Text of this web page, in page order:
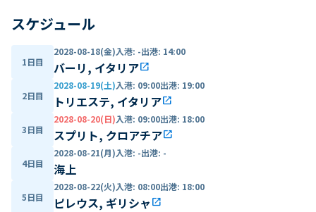
スケジュール
1日目
2028-08-18(金)入港: -出港: 14:00
バーリ, イタリアopen_in_new
2日目
2028-08-19(土)入港: 09:00出港: 19:00
トリエステ, イタリアopen_in_new
3日目
2028-08-20(日)入港: 09:00出港: 18:00
スプリト, クロアチアopen_in_new
4日目
2028-08-21(月)入港: -出港: -
海上
5日目
2028-08-22(火)入港: 08:00出港: 18:00
ピレウス, ギリシャ open_in_new